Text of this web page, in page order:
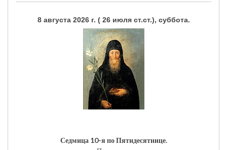
8 августа 2026 г. ( 26 июля ст.ст.), суббота.
Седмица 10-я по Пятидесятнице.